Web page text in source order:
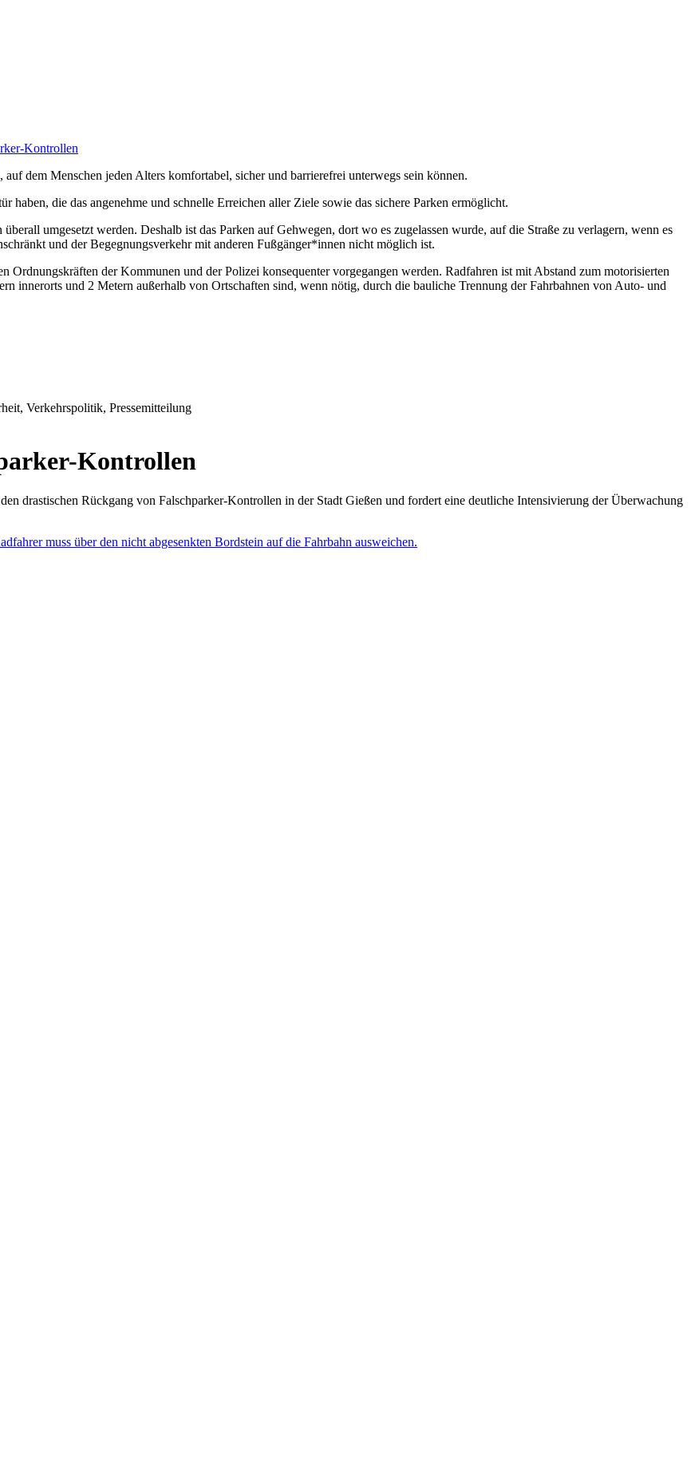
Kontrollen
dem Menschen jeden Alters kom­fortabel, sicher und barrierefrei unterwegs sein können.
haben, die das angenehme und schnelle Erreichen aller Ziele sowie das sichere Parken ermöglicht.
umgesetzt werden. Deshalb ist das Parken auf Gehwegen, dort wo es zugelassen wurde, auf die Straße zu verlagern, wenn es
und der Begegnungsverkehr mit anderen Fußgänger*innen nicht möglich ist.
Ordnungskräften der Kommunen und der Polizei konsequenter vorgegangen werden. Radfahren ist mit Abstand zum motorisierten
innerorts und 2 Metern außerhalb von Ortschaften sind, wenn nötig, durch die bauliche Trennung der Fahrbahnen von Auto- und
Verkehrspolitik, Pressemitteilung
Kontrollen
drastischen Rückgang von Falschparker-Kontrollen in der Stadt Gießen und fordert eine deutliche Intensivierung der Überwachung